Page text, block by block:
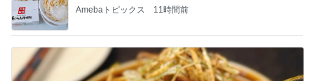
Amebaトピックス 11時間前